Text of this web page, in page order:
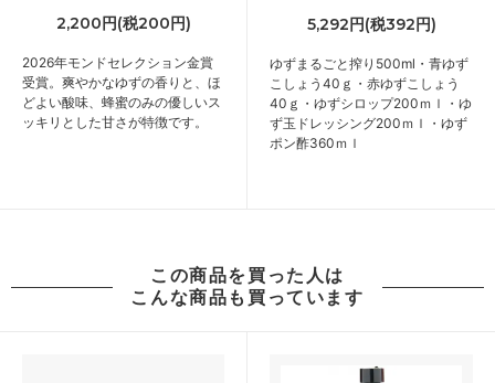
2,200円(税200円)
2026年モンドセレクション金賞
受賞。爽やかなゆずの香りと、ほ
どよい酸味、蜂蜜のみの優しいス
ッキリとした甘さが特徴です。
5,292円(税392円)
ゆずまるごと搾り500ml・青ゆず
こしょう40ｇ・赤ゆずこしょう
40ｇ・ゆずシロップ200ｍｌ・ゆ
ず玉ドレッシング200ｍｌ・ゆず
ポン酢360ｍｌ
この商品を買った人は
こんな商品も買っています